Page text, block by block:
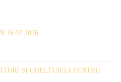
16.02.2026
SI CHELTUIELI PENTRU